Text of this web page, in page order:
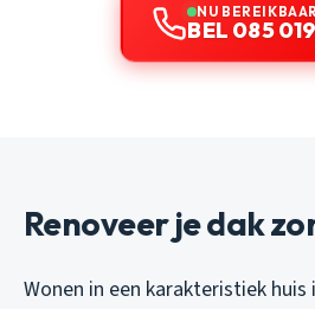
NU BEREIKBAAR
BEL 085
Renoveer je dak
Wonen in een karakteristiek huis